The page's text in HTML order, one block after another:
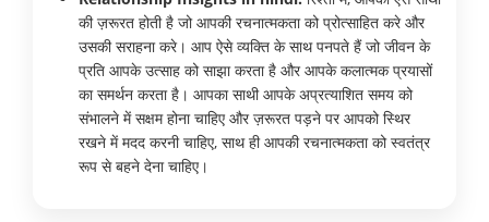
की ज़रूरत होती है जो आपकी रचनात्मकता को प्रोत्साहित करे और
उसकी सराहना करे। आप ऐसे व्यक्ति के साथ पनपते हैं जो जीवन के
प्रति आपके उत्साह को साझा करता है और आपके कलात्मक प्रयासों
का समर्थन करता है। आपका साथी आपके अप्रत्याशित समय को
संभालने में सक्षम होना चाहिए और ज़रूरत पड़ने पर आपको स्थिर
रखने में मदद करनी चाहिए, साथ ही आपकी रचनात्मकता को स्वतंत्र
रूप से बहने देना चाहिए।